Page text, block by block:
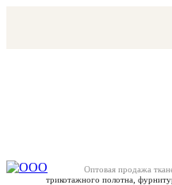
Оптовая продажа
трикотажного полотна,